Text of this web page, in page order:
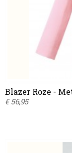
Blazer Roze -
€ 56,95